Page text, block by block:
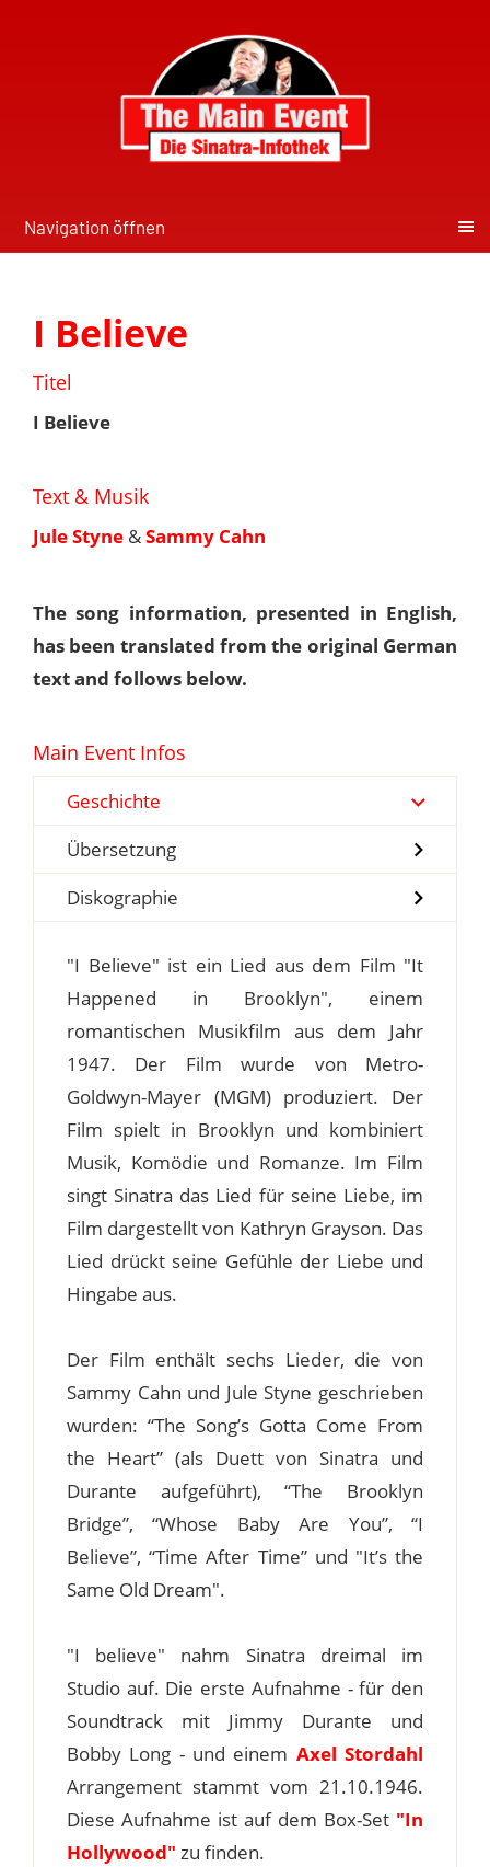
Navigation öffnen
I Believe
Titel
I Believe
Text & Musik
Jule Styne &Sammy Cahn
The song information, presented in English,
has been translated from the original German
text and follows below.
Main Event Infos
Geschichte
Übersetzung
Diskographie
"I Believe" ist ein Lied aus dem Film "It
Happened in Brooklyn", einem
romantischen Musikfilm aus dem Jahr
1947. Der Film wurde von Metro-
Goldwyn-Mayer (MGM) produziert. Der
Film spielt in Brooklyn und kombiniert
Musik, Komödie und Romanze. Im Film
singt Sinatra das Lied für seine Liebe, im
Film dargestellt von Kathryn Grayson. Das
Lied drückt seine Gefühle der Liebe und
Hingabe aus.
Der Film enthält sechs Lieder, die von
Sammy Cahn und Jule Styne geschrieben
wurden: “The Song’s Gotta Come From
the Heart” (als Duett von Sinatra und
Durante aufgeführt), “The Brooklyn
Bridge”, “Whose Baby Are You”, “I
Believe”, “Time After Time” und "It’s the
Same Old Dream".
"I believe" nahm Sinatra dreimal im
Studio auf. Die erste Aufnahme - für den
Soundtrack mit Jimmy Durante und
Bobby Long - und einem Axel Stordahl
Arrangement stammt vom 21.10.1946.
Diese Aufnahme ist auf dem Box-Set "In
Hollywood" zu finden.